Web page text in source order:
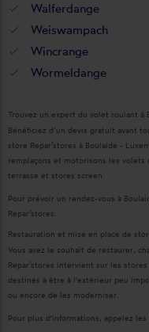
Walferdange
Weiswampach
Wincrange
Wormeldange
Trouvez un expert du volet roulant à
Bénéficiez d’un devis gratuit avant
store Repar’stores à Boulaide -
remplaçons et motorisons les volets
terrasse et stores screen.
Pour prévoir un rendez-vous à
Repar’stores.
Restauration et mise en place de
Vous avez le souhait de restaurer,
Repar’stores intervient sur les
destinés à être à l'extérieur peu
ou encore de les moderniser.
Pour plus d'informations, appelez les